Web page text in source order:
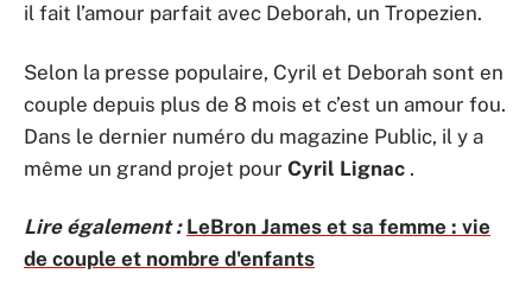
il fait l’amour parfait avec Deborah, un Tropezien.
Selon la presse populaire, Cyril et Deborah sont en
couple depuis plus de 8 mois et c’est un amour fou.
Dans le dernier numéro du magazine Public, il y a
même un grand projet pour Cyril Lignac .
Lire également : LeBron James et sa femme : vie
de couple et nombre d'enfants